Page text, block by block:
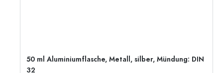
50 ml Aluminiumflasche, Metall, silber, Mündung: DIN
32